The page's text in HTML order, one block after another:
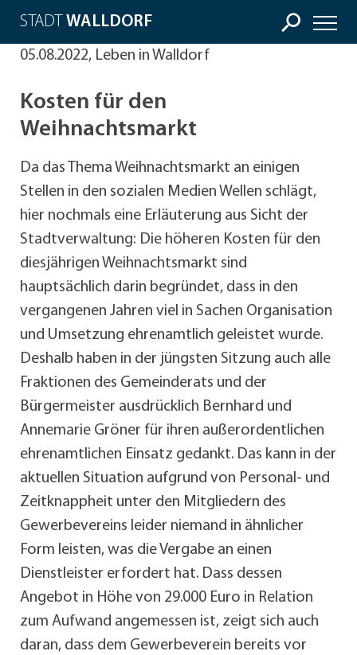
STADT WALLDORF
05.08.2022, Leben in Walldorf
Kosten für den
Weihnachtsmarkt
Da das Thema Weihnachtsmarkt an einigen
Stellen in den sozialen Medien Wellen schlägt,
hier nochmals eine Erläuterung aus Sicht der
Stadtverwaltung: Die höheren Kosten für den
diesjährigen Weihnachtsmarkt sind
hauptsächlich darin begründet, dass in den
vergangenen Jahren viel in Sachen Organisation
und Umsetzung ehrenamtlich geleistet wurde.
Deshalb haben in der jüngsten Sitzung auch alle
Fraktionen des Gemeinderats und der
Bürgermeister ausdrücklich Bernhard und
Annemarie Gröner für ihren außerordentlichen
ehrenamtlichen Einsatz gedankt. Das kann in der
aktuellen Situation aufgrund von Personal- und
Zeitknappheit unter den Mitgliedern des
Gewerbevereins leider niemand in ähnlicher
Form leisten, was die Vergabe an einen
Dienstleister erfordert hat. Dass dessen
Angebot in Höhe von 29.000 Euro in Relation
zum Aufwand angemessen ist, zeigt sich auch
daran, dass dem Gewerbeverein bereits vor